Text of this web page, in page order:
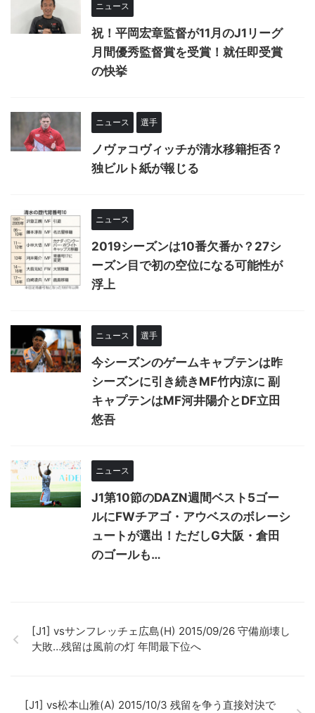
ニュース
祝！平岡宏章監督が11月のJ1リーグ
月間優秀監督賞を受賞！就任即受賞
の快挙
ニュース 選手
ノヴァコヴィッチが清水移籍拒否？
独ビルト紙が報じる
ニュース
2019シーズンは10番欠番か？27シ
ーズン目で初の空位になる可能性が
浮上
ニュース 選手
今シーズンのゲームキャプテンは昨
シーズンに引き続きMF竹内涼に 副
キャプテンはMF河井陽介とDF立田
悠吾
ニュース
J1第10節のDAZN週間ベスト5ゴー
ルにFWチアゴ・アウベスのボレーシ
ュートが選出！ただしG大阪・倉田
のゴールも…
[J1] vsサンフレッチェ広島(H) 2015/09/26 守備崩壊し
大敗…残留は風前の灯 年間最下位へ
[J1] vs松本山雅(A) 2015/10/3 残留を争う直接対決で